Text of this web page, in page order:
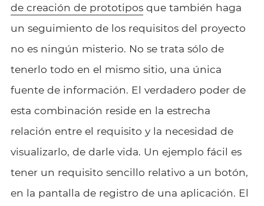
de creación de prototiposque también haga
un seguimiento de los requisitos del proyecto
no es ningún misterio. No se trata sólo de
tenerlo todo en el mismo sitio, una única
fuente de información. El verdadero poder de
esta combinación reside en la estrecha
relación entre el requisito y la necesidad de
visualizarlo, de darle vida. Un ejemplo fácil es
tener un requisito sencillo relativo a un botón,
en la pantalla de registro de una aplicación. El